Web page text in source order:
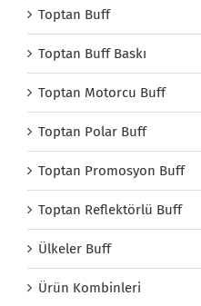
Toptan Buff
Toptan Buff Baskı
Toptan Motorcu Buff
Toptan Polar Buff
Toptan Promosyon Buff
Toptan Reflektörlü Buff
Ülkeler Buff
Ürün Kombinleri